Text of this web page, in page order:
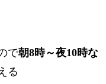
で朝8時～夜10時な
る